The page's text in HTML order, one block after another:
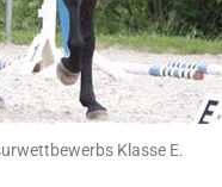
Klasse E.